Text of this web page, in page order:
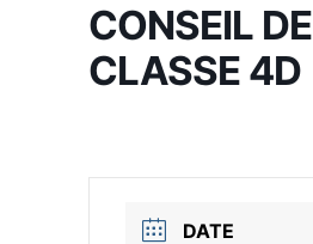
CONSEIL DE
CLASSE 4D
DATE